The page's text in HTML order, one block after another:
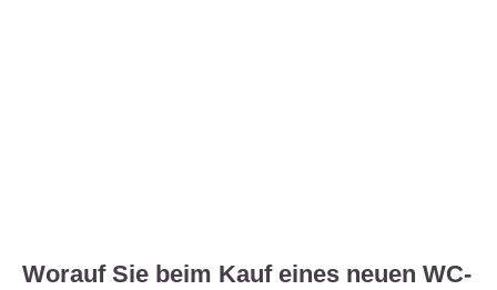
Worauf Sie beim Kauf eines neuen WC-